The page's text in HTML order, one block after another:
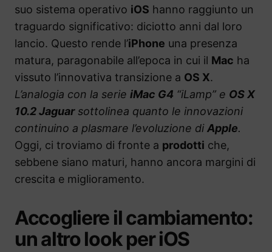
suo sistema operativo iOS hanno raggiunto un
traguardo significativo: diciotto anni dal loro
lancio. Questo rende l’iPhone una presenza
matura, paragonabile all’epoca in cui il Mac ha
vissuto l’innovativa transizione a OS X.
L’analogia con la serie iMac G4 “iLamp” e OS X
10.2 Jaguarsottolinea quanto le innovazioni
continuino a plasmare l’evoluzione diApple.
Oggi, ci troviamo di fronte a prodotti che,
sebbene siano maturi, hanno ancora margini di
crescita e miglioramento.
Accogliere il cambiamento:
un altro look per iOS